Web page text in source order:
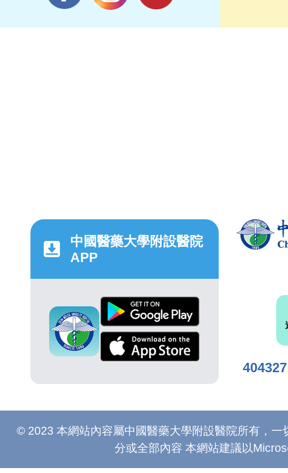
中國醫藥大學附設醫院
APP
© 2023 本網站內容屬中國醫藥大學附設醫院所有，
分或全部內容 本網站建議以